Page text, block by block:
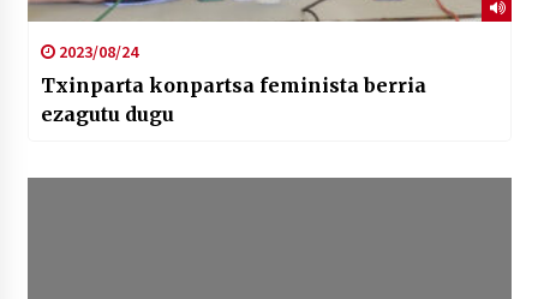
2023/08/24
Txinparta konpartsa feminista berria
ezagutu dugu